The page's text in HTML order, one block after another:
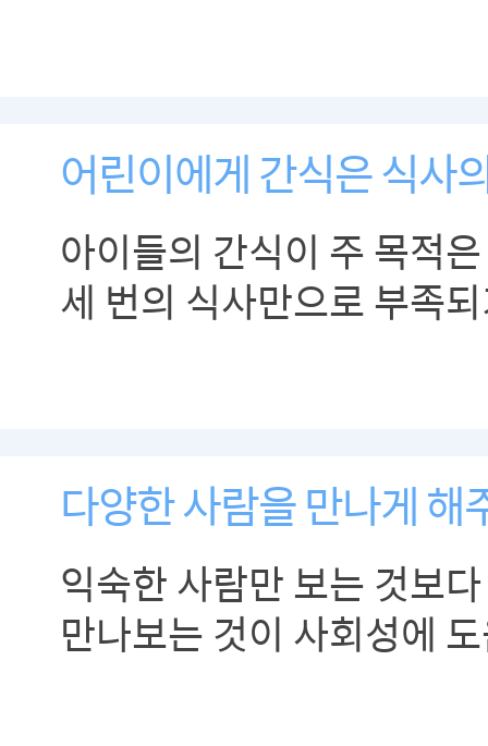
어린이에게 간식은 식사
아이들의 간식이 주 목적
세 번의 식사만으로 부족
다양한 사람을 만나게 해
익숙한 사람만 보는 것보
만나보는 것이 사회성에